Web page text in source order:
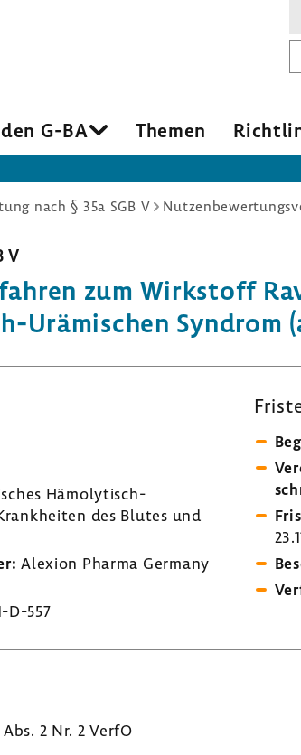
G-BA Themen
nach § 35a SGB V
V
zum Wirk­stoff
​Urämischen Syndrom
Hämolytisch-​
des Blutes und
Alexion Pharma Germany
D-557
2 Nr. 2 VerfO